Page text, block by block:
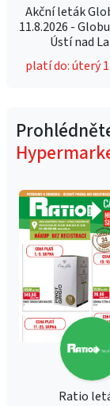
Akční leták
11.8.2026 -
Ústí nad
platí do: úterý
Ratio